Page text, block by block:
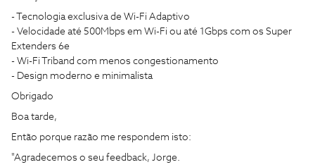
- Tecnologia exclusiva de Wi-Fi Adaptivo
- Velocidade até 500Mbps em Wi-Fi ou até 1Gbps com os Super
Extenders 6e
- Wi-Fi Triband com menos congestionamento
- Design moderno e minimalista
Obrigado
Boa tarde,
Então porque razão me respondem isto:
"Agradecemos o seu feedback, Jorge.